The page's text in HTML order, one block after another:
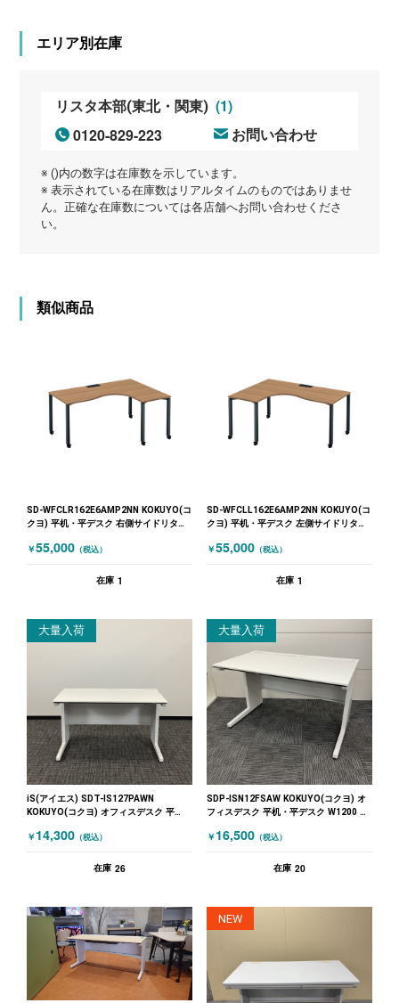
エリア別在庫
リスタ本部(東北・関東) (1)
0120-829-223
お問い合わせ
※ ()内の数字は在庫数を示しています。
※ 表示されている在庫数はリアルタイムのものではありませ
ん。正確な在庫数については各店舗へお問い合わせくださ
い。
類似商品
SD-WFCLR162E6AMP2NN KOKUYO(コ
クヨ) 平机・平デスク 右側サイドリター
￥55,000 （税込）
在庫 1
SD-WFCLL162E6AMP2NN KOKUYO(コ
クヨ) 平机・平デスク 左側サイドリター
￥55,000 （税込）
在庫 1
大量入荷
iS(アイエス) SDT-IS127PAWN
KOKUYO(コクヨ) オフィスデスク 平
￥ 14,300 （税込）
在庫 26
大量入荷
SDP-ISN12FSAW KOKUYO(コクヨ) オ
フィスデスク 平机・平デスク W1200 引
￥ 16,500 （税込）
在庫 20
NEW